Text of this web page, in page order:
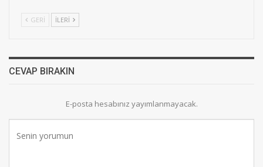
GERI İLERI
CEVAP BIRAKIN
E-posta hesabınız yayımlanmayacak.